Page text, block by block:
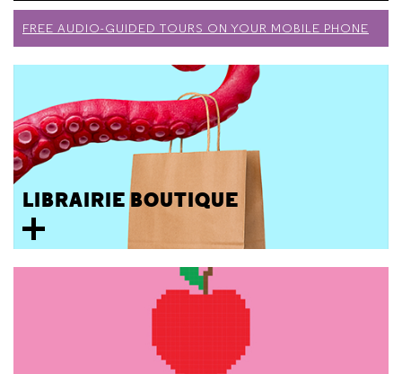
FREE AUDIO-GUIDED TOURS ON YOUR MOBILE PHONE
LIBRAIRIE BOUTIQUE